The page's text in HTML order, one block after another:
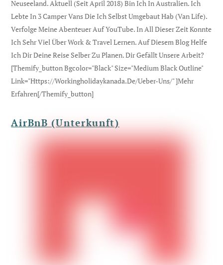
Neuseeland. Aktuell (seit April 2018) Bin Ich In Australien. Ich
Lebte In 3 Camper Vans Die Ich Selbst Umgebaut Hab (Van Life).
Verfolge Meine Abenteuer Auf YouTube. In All Dieser Zeit Konnte
Ich Sehr Viel Über Work & Travel Lernen. Auf Diesem Blog Helfe
Ich Dir Deine Reise Selber Zu Planen. Dir Gefällt Unsere Arbeit?
[themify_button Bgcolor="black" Size="medium Black Outline"
Link="https://workingholidaykanada.de/ueber-Uns/" ]Mehr
Erfahren[/themify_button]
AirBnB (Unterkunft)